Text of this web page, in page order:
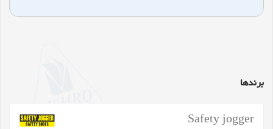
برندها
Safety jogger